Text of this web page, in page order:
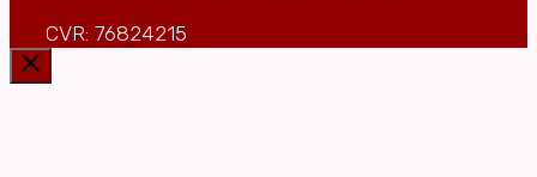
CVR: 76824215
Luk